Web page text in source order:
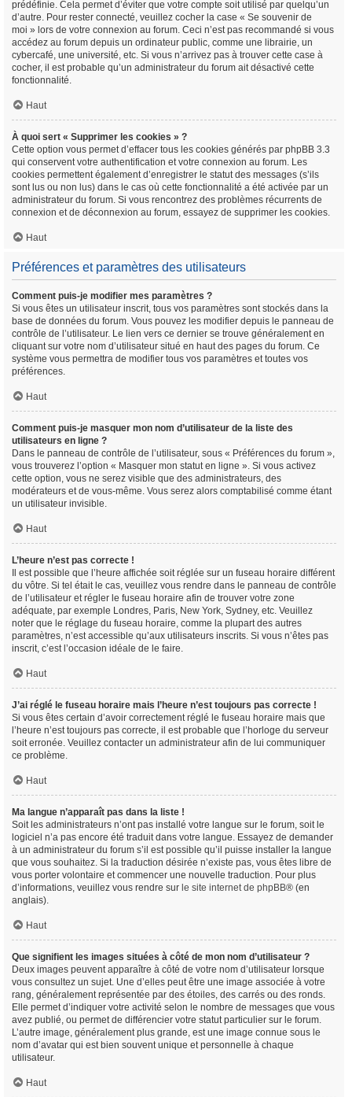
prédéfinie. Cela permet d’éviter que votre compte soit utilisé par quelqu’un
d’autre. Pour rester connecté, veuillez cocher la case « Se souvenir de
moi » lors de votre connexion au forum. Ceci n’est pas recommandé si vous
accédez au forum depuis un ordinateur public, comme une librairie, un
cybercafé, une université, etc. Si vous n’arrivez pas à trouver cette case à
cocher, il est probable qu’un administrateur du forum ait désactivé cette
fonctionnalité.
Haut
À quoi sert « Supprimer les cookies » ?
Cette option vous permet d’effacer tous les cookies générés par phpBB 3.3
qui conservent votre authentification et votre connexion au forum. Les
cookies permettent également d’enregistrer le statut des messages (s’ils
sont lus ou non lus) dans le cas où cette fonctionnalité a été activée par un
administrateur du forum. Si vous rencontrez des problèmes récurrents de
connexion et de déconnexion au forum, essayez de supprimer les cookies.
Haut
Préférences et paramètres des utilisateurs
Comment puis-je modifier mes paramètres ?
Si vous êtes un utilisateur inscrit, tous vos paramètres sont stockés dans la
base de données du forum. Vous pouvez les modifier depuis le panneau de
contrôle de l’utilisateur. Le lien vers ce dernier se trouve généralement en
cliquant sur votre nom d’utilisateur situé en haut des pages du forum. Ce
système vous permettra de modifier tous vos paramètres et toutes vos
préférences.
Haut
Comment puis-je masquer mon nom d’utilisateur de la liste des
utilisateurs en ligne ?
Dans le panneau de contrôle de l’utilisateur, sous « Préférences du forum »,
vous trouverez l’option « Masquer mon statut en ligne ». Si vous activez
cette option, vous ne serez visible que des administrateurs, des
modérateurs et de vous-même. Vous serez alors comptabilisé comme étant
un utilisateur invisible.
Haut
L’heure n’est pas correcte !
Il est possible que l’heure affichée soit réglée sur un fuseau horaire différent
du vôtre. Si tel était le cas, veuillez vous rendre dans le panneau de contrôle
de l’utilisateur et régler le fuseau horaire afin de trouver votre zone
adéquate, par exemple Londres, Paris, New York, Sydney, etc. Veuillez
noter que le réglage du fuseau horaire, comme la plupart des autres
paramètres, n’est accessible qu’aux utilisateurs inscrits. Si vous n’êtes pas
inscrit, c’est l’occasion idéale de le faire.
Haut
J’ai réglé le fuseau horaire mais l’heure n’est toujours pas correcte !
Si vous êtes certain d’avoir correctement réglé le fuseau horaire mais que
l’heure n’est toujours pas correcte, il est probable que l’horloge du serveur
soit erronée. Veuillez contacter un administrateur afin de lui communiquer
ce problème.
Haut
Ma langue n’apparaît pas dans la liste !
Soit les administrateurs n’ont pas installé votre langue sur le forum, soit le
logiciel n’a pas encore été traduit dans votre langue. Essayez de demander
à un administrateur du forum s’il est possible qu’il puisse installer la langue
que vous souhaitez. Si la traduction désirée n’existe pas, vous êtes libre de
vous porter volontaire et commencer une nouvelle traduction. Pour plus
d’informations, veuillez vous rendre sur le site internet de phpBB® (en
anglais).
Haut
Que signifient les images situées à côté de mon nom d’utilisateur ?
Deux images peuvent apparaître à côté de votre nom d’utilisateur lorsque
vous consultez un sujet. Une d’elles peut être une image associée à votre
rang, généralement représentée par des étoiles, des carrés ou des ronds.
Elle permet d’indiquer votre activité selon le nombre de messages que vous
avez publié, ou permet de différencier votre statut particulier sur le forum.
L’autre image, généralement plus grande, est une image connue sous le
nom d’avatar qui est bien souvent unique et personnelle à chaque
utilisateur.
Haut